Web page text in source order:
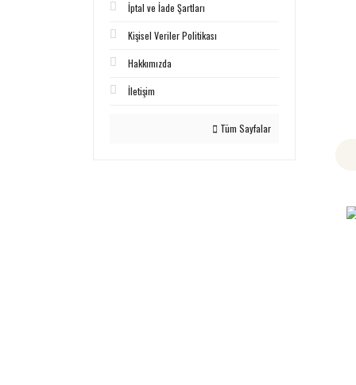
İptal ve İade Şartları
Kişisel Veriler Politikası
Hakkımızda
İletişim
Tüm Sayfalar